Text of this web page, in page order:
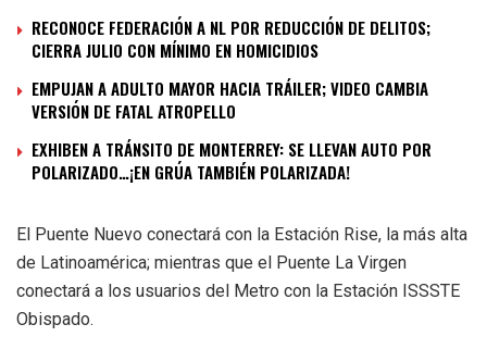
RECONOCE FEDERACIÓN A NL POR REDUCCIÓN DE DELITOS;
CIERRA JULIO CON MÍNIMO EN HOMICIDIOS
EMPUJAN A ADULTO MAYOR HACIA TRÁILER; VIDEO CAMBIA
VERSIÓN DE FATAL ATROPELLO
EXHIBEN A TRÁNSITO DE MONTERREY: SE LLEVAN AUTO POR
POLARIZADO…¡EN GRÚA TAMBIÉN POLARIZADA!
El Puente Nuevo conectará con la Estación Rise, la más alta
de Latinoamérica; mientras que el Puente La Virgen
conectará a los usuarios del Metro con la Estación ISSSTE
Obispado.